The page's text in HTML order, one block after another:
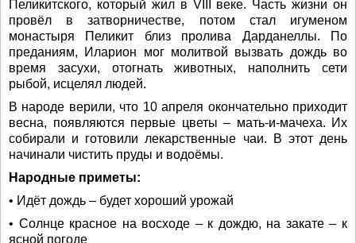
Пеликитского, который жил в VIII веке. Часть жизни он
провёл в затворничестве, потом стал игуменом
монастыря Пеликит близ пролива Дарданеллы. По
преданиям, Иларион мог молитвой вызвать дождь во
время засухи, отогнать животных, наполнить сети
рыбой, исцелял людей.
В народе верили, что 10 апреля окончательно приходит
весна, появляются первые цветы – мать-и-мачеха. Их
собирали и готовили лекарственные чаи. В этот день
начинали чистить пруды и водоёмы.
Народные приметы:
• Идёт дождь – будет хороший урожай
• Солнце красное на восходе – к дождю, на закате – к
ясной погоде